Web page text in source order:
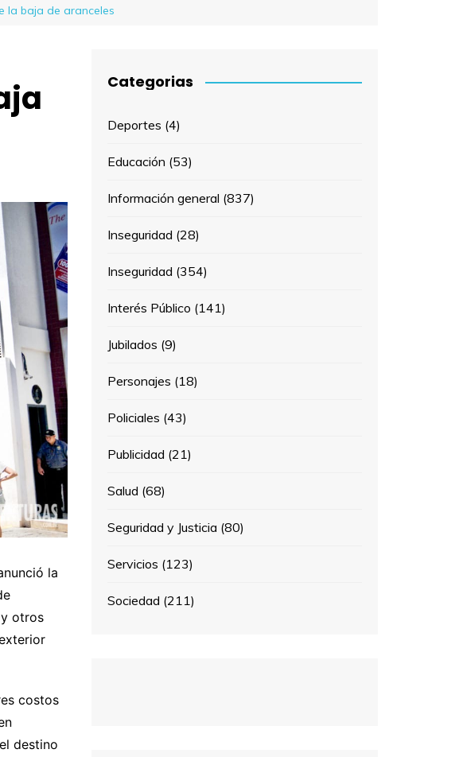
la baja de aranceles
la
otros
costos
destino
Categorias
Deportes (4)
Educación (53)
Información general (837)
Inseguridad (28)
Inseguridad (354)
Interés Público (141)
Jubilados (9)
Personajes (18)
Policiales (43)
Publicidad (21)
Salud (68)
Seguridad y Justicia (80)
Servicios (123)
Sociedad (211)